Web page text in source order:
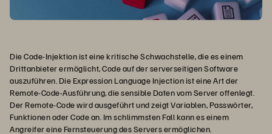
Die Code-Injektion ist eine kritische Schwachstelle, die es einem
Drittanbieter ermöglicht, Code auf der serverseitigen Software
auszuführen. Die Expression Language Injection ist eine Art der
Remote-Code-Ausführung, die sensible Daten vom Server offenlegt.
Der Remote-Code wird ausgeführt und zeigt Variablen, Passwörter,
Funktionen oder Code an. Im schlimmsten Fall kann es einem
Angreifer eine Fernsteuerung des Servers ermöglichen.